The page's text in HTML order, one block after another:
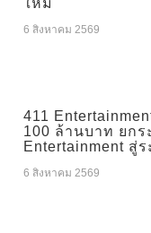
ใหม่
6 สิงหาคม 2569
411
100 ล้านบาท ยก
Entertainment สู่
6 สิงหาคม 2569